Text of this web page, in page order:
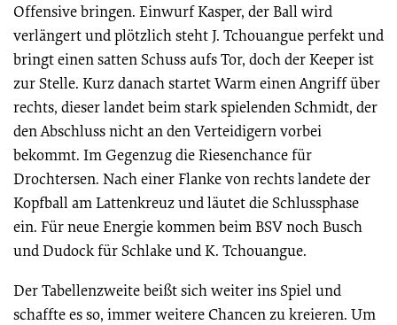
Offensive bringen. Einwurf Kasper, der Ball wird
verlängert und plötzlich steht J. Tchouangue perfekt und
bringt einen satten Schuss aufs Tor, doch der Keeper ist
zur Stelle. Kurz danach startet Warm einen Angriff über
rechts, dieser landet beim stark spielenden Schmidt, der
den Abschluss nicht an den Verteidigern vorbei
bekommt. Im Gegenzug die Riesenchance für
Drochtersen. Nach einer Flanke von rechts landete der
Kopfball am Lattenkreuz und läutet die Schlussphase
ein. Für neue Energie kommen beim BSV noch Busch
und Dudock für Schlake und K. Tchouangue.
Der Tabellenzweite beißt sich weiter ins Spiel und
schaffte es so, immer weitere Chancen zu kreieren. Um